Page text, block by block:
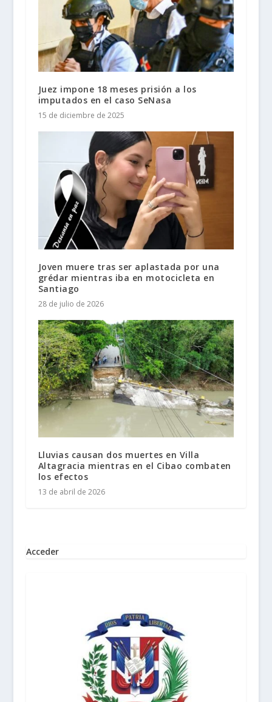
Juez impone 18 meses prisión a los
imputados en el caso SeNasa
15 de diciembre de 2025
Joven muere tras ser aplastada por una
grédar mientras iba en motocicleta en
Santiago
28 de julio de 2026
Lluvias causan dos muertes en Villa
Altagracia mientras en el Cibao combaten
los efectos
13 de abril de 2026
Acceder